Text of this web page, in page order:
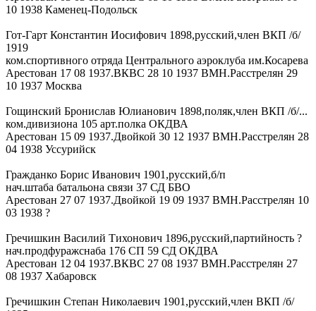
10 1938 Каменец-Подольск
Гот-Гарт Константин Иосифович 1898,русский,член ВКП /б/
1919
ком.спортивного отряда Центрального аэроклуба им.Косарева
Арестован 17 08 1937.ВКВС 28 10 1937 ВМН.Расстрелян 29
10 1937 Москва
Гощинский Бронислав Юлианович 1898,поляк,член ВКП /б/...
ком.дивизиона 105 арт.полка ОКДВА
Арестован 15 09 1937.Двойкой 30 12 1937 ВМН.Расстрелян 28
04 1938 Уссурийск
Гражданко Борис Иванович 1901,русский,б/п
нач.штаба батальона связи 37 СД БВО
Арестован 27 07 1937.Двойкой 19 09 1937 ВМН.Расстрелян 10
03 1938 ?
Гречишкин Василий Тихонович 1896,русский,партийность ?
нач.продфуражснаба 176 СП 59 СД ОКДВА
Арестован 12 04 1937.ВКВС 27 08 1937 ВМН.Расстрелян 27
08 1937 Хабаровск
Гречишкин Степан Николаевич 1901,русский,член ВКП /б/